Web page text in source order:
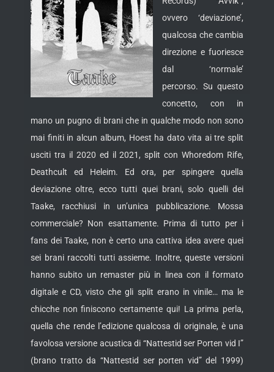
ovvero ‘deviazione’,
qualcosa che cambia
direzione e fuoriesce
dal ‘normale’
percorso. Su questo
concetto, con in
mano un pugno di brani che in qualche modo non sono
mai finiti in alcun album, Hoest ha dato vita ai tre split
usciti tra il 2020 ed il 2021, split con Whoredom Rife,
Deathcult ed Heleim. Ed ora, per spingere quella
deviazione oltre, ecco tutti quei brani, solo quelli dei
Taake, racchiusi in un’unica pubblicazione. Mossa
commerciale? Non esattamente. Prima di tutto per i
fans dei Taake, non è certo una cattiva idea avere quei
sei brani raccolti tutti assieme. Inoltre, queste versioni
hanno subito un remaster più in linea con il formato
digitale e CD, visto che gli split erano in vinile… ma le
chicche non finiscono certamente qui! La prima perla,
quella che rende l’edizione qualcosa di originale, è una
favolosa versione acustica di “Nattestid ser Porten vid I”
(brano tratto da “Nattestid ser porten vid” del 1999)